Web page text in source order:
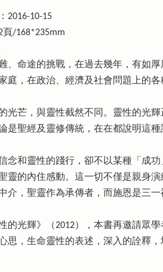
2016-10-15
頁/168*235mm
、命途的挑戰，在過去幾年，有如
庭，在政治、經濟及社會問題上的
光芒，與靈性截然不同。靈性的光
是聖經及靈修傳統，在在都說明這
念和靈性的踐行，卻不以某種「成
靈的內住感動。這一切不僅是親身
介，聖靈作為承傳者，而施恩是三一
的光輝》（2012），本書再邀請眾
思，生命靈性的表述，深入的詮釋